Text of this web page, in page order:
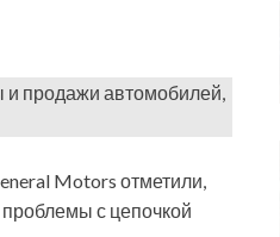
и продажи автомобилей,
Motors отметили,
с цепочкой